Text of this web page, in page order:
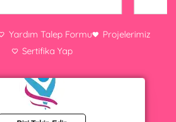
Yardım Talep Formu
Projelerimiz
Sertifika Yap